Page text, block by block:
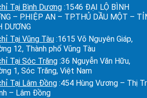
Tại Bình Dương :1546 ĐẠI LỘ BÌNH
– P.HIỆP AN – TP.THỦ DẦU MỘT –
DƯƠNG
Tại Vũng Tàu :1615 Võ Nguyên Giáp,
12, Thành phố Vũng Tàu
Tại Sóc Trăng :36 Nguyễn Văn Hữu,
1, Sóc Trăng, Việt Nam
Tại Lâm Đồng :454 Hùng Vương – Thị
– Lâm Đồng